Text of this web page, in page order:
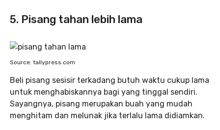
5. Pisang tahan lebih lama
Source: tallypress.com
Beli pisang sesisir terkadang butuh waktu cukup lama
untuk menghabiskannya bagi yang tinggal sendiri.
Sayangnya, pisang merupakan buah yang mudah
menghitam dan melunak jika terlalu lama didiamkan.